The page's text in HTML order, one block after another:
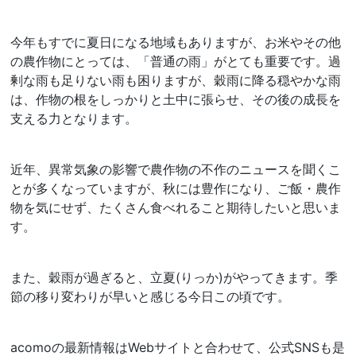
今年もすでに夏日になる地域もありますが、お米やその他
の農作物にとっては、「普通の雨」がとても重要です。過
剰な雨も足りない雨も困りますが、穀雨に降る穏やかな雨
は、作物の根をしっかりと土中に張らせ、その後の成長を
支える力となります。
近年、異常気象の影響で農作物の不作のニュースを聞くこ
とが多くなっていますが、秋には豊作になり、ご飯・農作
物を気にせず、たくさん食べれること期待したいと思いま
す。
また、穀雨が過ぎると、立夏(りっか)がやってきます。季
節の移り変わりが早いと感じる今日この頃です。
acomoの最新情報はWebサイトと合わせて、公式SNSも是